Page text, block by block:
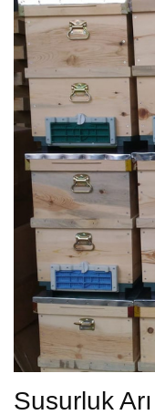
Susurluk